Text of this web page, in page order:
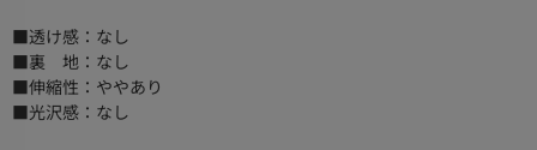
■透け感：なし
■裏 地：なし
■伸縮性：ややあり
■光沢感：なし